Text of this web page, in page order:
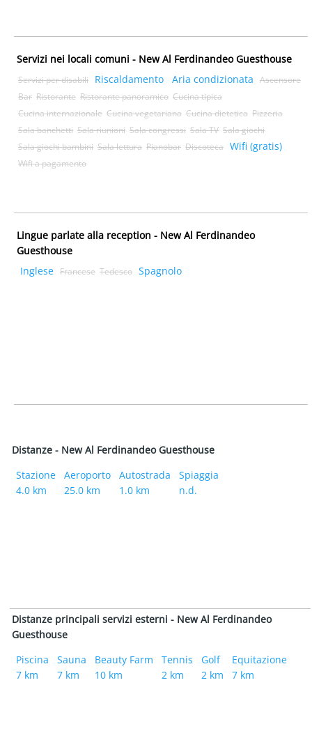
Servizi nei locali comuni - New Al Ferdinandeo Guesthouse
Servizi per disabili Riscaldamento Aria condizionata
Ascensore
Bar Ristorante Ristorante panoramico Cucina tipica
Cucina internazionale Cucina vegetariana Cucina dietetica Pizzeria
Sala banchetti Sala riunioni Sala congressi Sala TV Sala giochi
Sala giochi bambini Sala lettura Pianobar Discoteca Wifi (gratis)
Wifi a pagamento
Lingue parlate alla reception - New Al Ferdinandeo
Guesthouse
Inglese Francese Tedesco Spagnolo
Distanze - New Al Ferdinandeo Guesthouse
Stazione
4.0 km
Aeroporto
25.0 km
Autostrada
1.0 km
Spiaggia
n.d.
Distanze principali servizi esterni - New Al Ferdinandeo
Guesthouse
Piscina
7 km
Sauna
7 km
Beauty Farm
10 km
Tennis
2 km
Golf
2 km
Equitazione
7 km